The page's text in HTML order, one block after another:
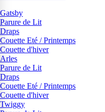
Gatsby
Parure de Lit
Draps
Couette Eté / Printemps
Couette d'hiver
Arles
Parure de Lit
Draps
Couette Eté / Printemps
Couette d'hiver
Twiggy